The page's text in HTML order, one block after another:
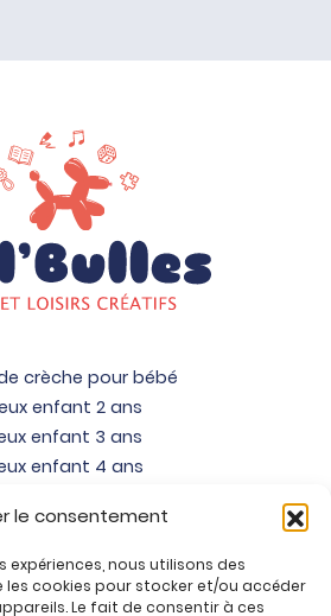
le consentement
expériences, nous utilisons des
cookies pour stocker et/ou accéder
Le fait de consentir à ces
crèche pour bébé
enfant 2 ans
enfant 3 ans
enfant 4 ans
enfant 6 ans
Jeux enfant 7 ans
enfant 8 ans